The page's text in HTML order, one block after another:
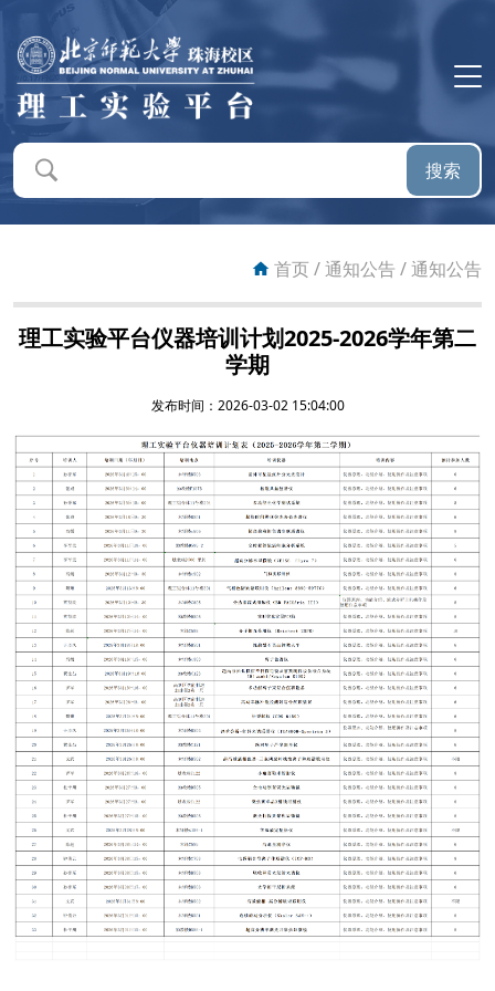
搜索
首页
平台概况
平台新闻
仪器设备
送样服务
服务指南
党建专题
安全专题
规章制度
人才招聘
联系我们
首页/通知公告 /通知公告
理工实验平台仪器培训计划2025-2026学年第二
学期
发布时间：2026-03-02 15:04:00